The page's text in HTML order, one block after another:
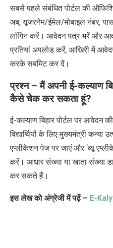
सबसे पहले संबंधित पोर्टल की
अब, यूजरनेम/ईमेल/मोबाइल नंबर,
लॉगिन करें। आवेदन पत्र भरें और
प्रतियां अपलोड करें, आखिरी में
करके सबमिट कर दें।
प्रश्न – मैं अपनी ई-कल्याण
कैसे चेक कर सकता हूं?
ई-कल्याण बिहार पोर्टल पर आवेदन
विद्यार्थियों के लिए मुख्यमंत्री
एप्लीकेशन पेज पर जाएं और ‘व्यू
करें। आधार संख्या या खाता संख्या
कर सकते हैं।
इस लेख को अंग्रेजी में पढ़ें – E-